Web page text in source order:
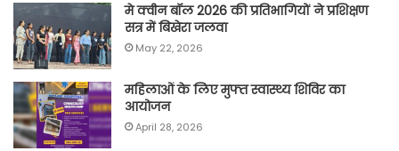
मे क्वीन बॉल 2026 की प्रतिभागियों ने प्रशिक्षण
सत्र में बिखेरा जलवा
May 22, 2026
महिलाओं के लिए मुफ्त स्वास्थ्य शिविर का
आयोजन
April 28, 2026